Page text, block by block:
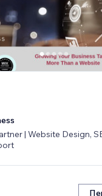
| Website Design,